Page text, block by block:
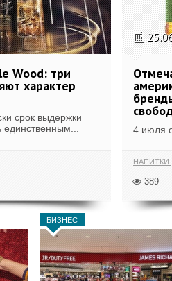
Wood: три
характер
срок выдержки
4 июля
НАПИТКИ
389
БИЗНЕС